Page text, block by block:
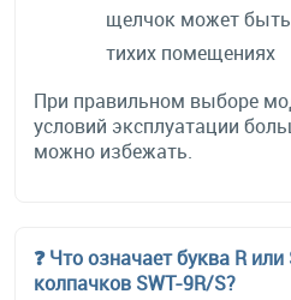
щелчок может
тихих помещениях
При правильном выборе
условий эксплуатации
можно избежать.
❓ Что означает буква R
колпачков SWT-9R/S?